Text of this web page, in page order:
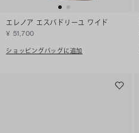
エレノア エスパドリーユ ワイド
¥ 51,700
ショッピングバッグに追加